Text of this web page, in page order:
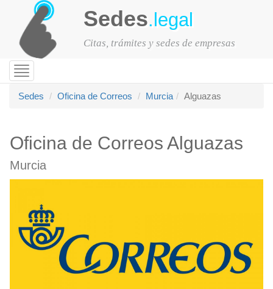
Sedes.legal
Citas, trámites y sedes de empresas
Toggle
navigation
Sedes
Oficina de Correos Murcia Alguazas
Oficina de Correos Alguazas
Murcia